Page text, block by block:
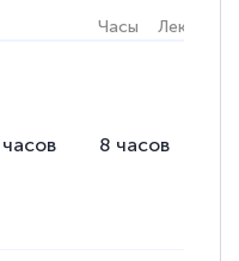
онлайн, мне
все детали.
Часы Лекции
часов 8 часов